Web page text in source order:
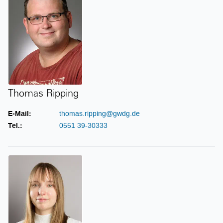
Thomas Ripping
E-Mail:
thomas.ripping@gwdg.de
Tel.:
0551 39-30333